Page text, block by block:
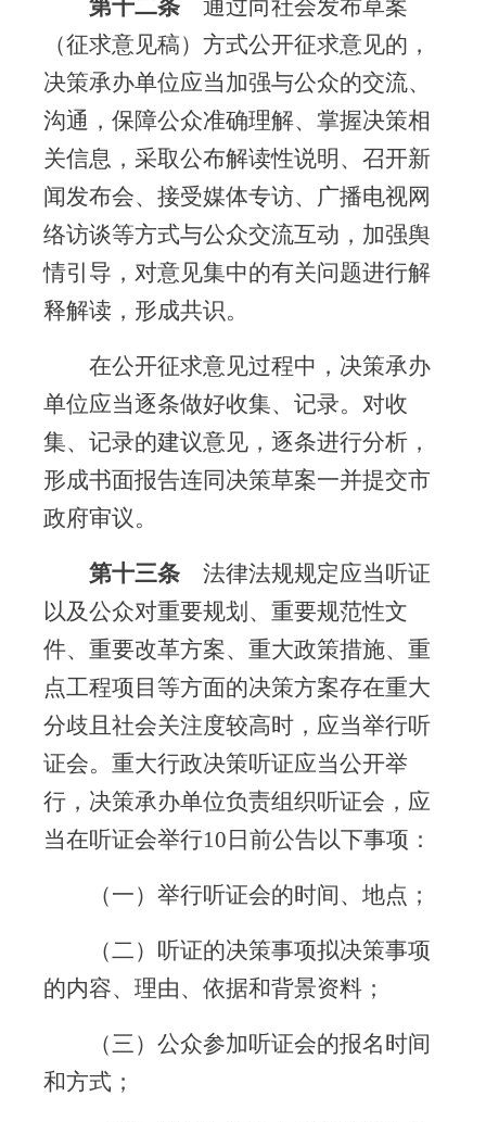
第十二条通过向社会发布草案
（征求意见稿）方式公开征求意见的，
决策承办单位应当加强与公众的交流、
沟通，保障公众准确理解、掌握决策相
关信息，采取公布解读性说明、召开新
闻发布会、接受媒体专访、广播电视网
络访谈等方式与公众交流互动，加强舆
情引导，对意见集中的有关问题进行解
释解读，形成共识。
在公开征求意见过程中，决策承办
单位应当逐条做好收集、记录。对收
集、记录的建议意见，逐条进行分析，
形成书面报告连同决策草案一并提交市
政府审议。
第十三条法律法规规定应当听证
以及公众对重要规划、重要规范性文
件、重要改革方案、重大政策措施、重
点工程项目等方面的决策方案存在重大
分歧且社会关注度较高时，应当举行听
证会。重大行政决策听证应当公开举
行，决策承办单位负责组织听证会，应
当在听证会举行10 日前公告以下事项：
（一）举行听证会的时间、地点；
（二）听证的决策事项拟决策事项
的内容、理由、依据和背景资料；
（三）公众参加听证会的报名时间
和方式；